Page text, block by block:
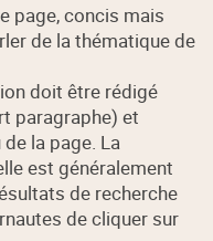
page, concis mais
de la thématique de
doit être rédigé
paragraphe) et
la page. La
est généralement
de recherche
de cliquer sur